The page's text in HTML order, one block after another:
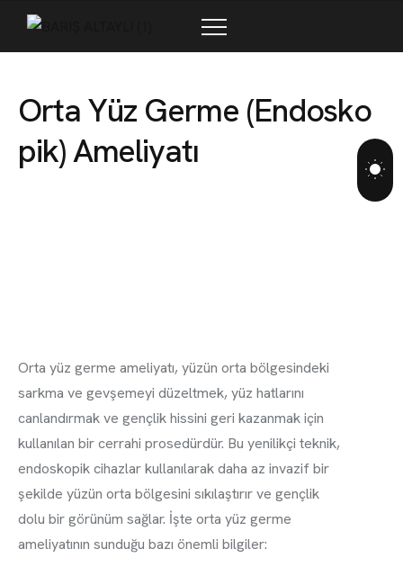
İLETIŞIM
OrtaYüz Germe (Endosko
pik)Ameliyatı
Orta yüz germe ameliyatı, yüzün orta bölgesindeki
sarkma ve gevşemeyi düzeltmek, yüz hatlarını
canlandırmak ve gençlik hissini geri kazanmak için
kullanılan bir cerrahi prosedürdür. Bu yenilikçi teknik,
endoskopik cihazlar kullanılarak daha az invazif bir
şekilde yüzün orta bölgesini sıkılaştırır ve gençlik
dolu bir görünüm sağlar. İşte orta yüz germe
ameliyatının sunduğu bazı önemli bilgiler: